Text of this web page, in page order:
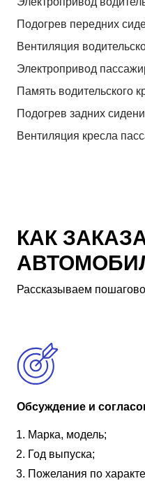
Подогрев передних
Вентиляция
Электропривод
Память водительского
Подогрев задних
Вентиляция кресла
КАК
Рассказываем пошагово
Обсуждение и
Марка, модель;
Год выпуска;
Пожелания по